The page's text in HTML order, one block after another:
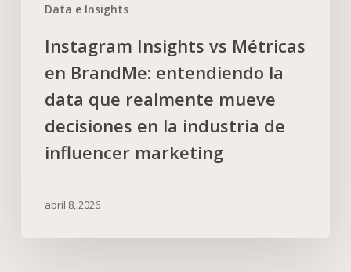
Data e Insights
Instagram Insights vs Métricas
en BrandMe: entendiendo la
data que realmente mueve
decisiones en la industria de
influencer marketing
abril 8, 2026